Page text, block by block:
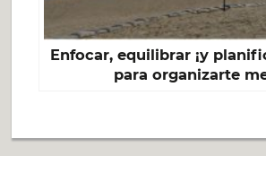
Enfocar, equilibrar ¡y
para organizarte